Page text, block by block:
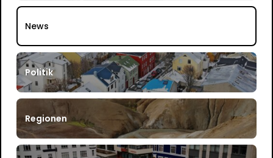
News
Politik
Regionen